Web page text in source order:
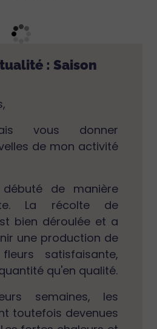
: Saison
vous donner
de mon activité
de manière
La récolte de
bien déroulée et a
une production de
satisfaisante,
qu'en qualité.
semaines, les
toutefois devenues